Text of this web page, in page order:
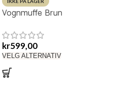
Vognmuffe Brun
kr599,00
VELG ALTERNATIV